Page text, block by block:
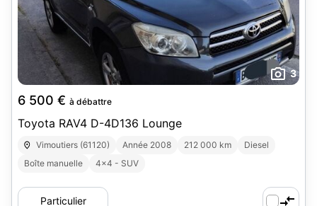
3
6 500 € à débattre
Toyota RAV4 D-4D136 Lounge
Vimoutiers (61120) Année 2008 212 000 km
Diesel
Boîte manuelle
4x4 - SUV
Particulier